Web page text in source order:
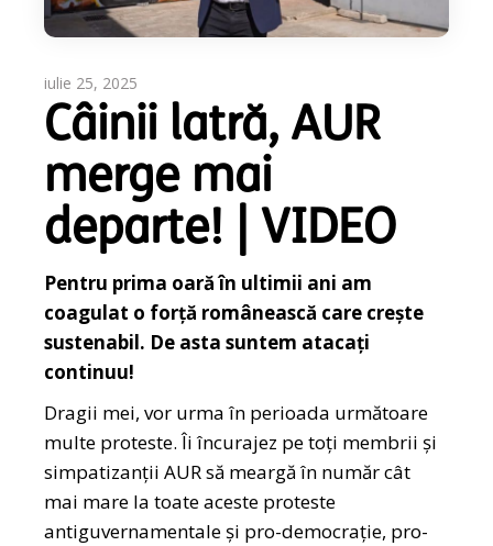
iulie 25, 2025
Câinii latră, AUR
merge mai
departe! | VIDEO
Pentru prima oară în ultimii ani am
coagulat o forță românească care crește
sustenabil. De asta suntem atacați
continuu!
Dragii mei, vor urma în perioada următoare
multe proteste. Îi încurajez pe toți membrii și
simpatizanții AUR să meargă în număr cât
mai mare la toate aceste proteste
antiguvernamentale și pro-democrație, pro-